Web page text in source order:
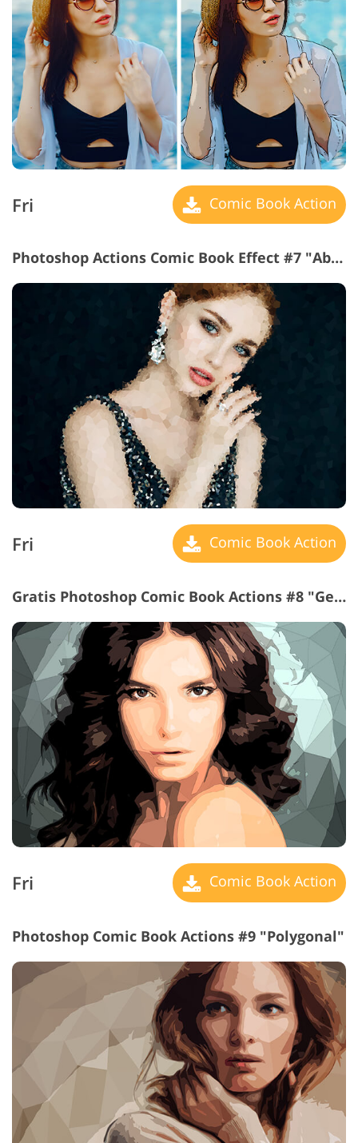
Fri Comic Book Action
Photoshop Actions Comic Book Effect #7 "Abstract"
Fri Comic Book Action
Gratis Photoshop Comic Book Actions #8 "Geometry"
Fri Comic Book Action
Photoshop Comic Book Actions #9 "Polygonal"